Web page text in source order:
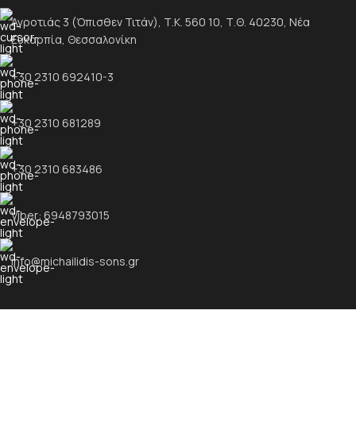
Αγροτιάς 3 (Όπισθεν Τιτάν), Τ.Κ. 560 10, Τ.Θ. 40230, Νέα
Ευκαρπία, Θεσσαλονίκη
+30 2310 692410-3
+30 2310 681289
+30 2310 683486
Viber: 6948793015
info@michailidis-sons.gr